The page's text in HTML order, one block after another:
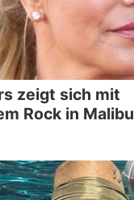
zeigt sich mit
Rock in Malibu